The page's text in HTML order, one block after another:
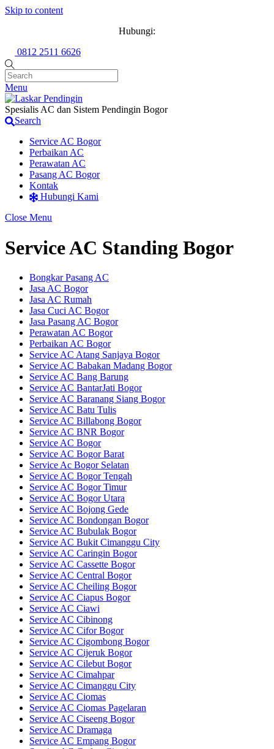
Skip to content
Hubungi:
0812 2511 6626
Menu
Spesialis AC dan Sistem Pendingin Bogor
Search
Service AC Bogor
Perbaikan AC
Perawatan AC
Pasang AC Bogor
Kontak
Hubungi Kami
Close Menu
Service AC Standing Bogor
Bongkar Pasang AC
Jasa AC Bogor
Jasa AC Rumah
Jasa Cuci AC Bogor
Jasa Pasang AC Bogor
Perawatan AC Bogor
Perbaikan AC Bogor
Service AC Atang Sanjaya Bogor
Service AC Babakan Madang Bogor
Service AC Bang Barung
Service AC BantarJati Bogor
Service AC Baranang Siang Bogor
Service AC Batu Tulis
Service AC Billabong Bogor
Service AC BNR Bogor
Service AC Bogor
Service AC Bogor Barat
Service Ac Bogor Selatan
Service AC Bogor Tengah
Service AC Bogor Timur
Service AC Bogor Utara
Service AC Bojong Gede
Service AC Bondongan Bogor
Service AC Bubulak Bogor
Service AC Bukit Cimanggu City
Service AC Caringin Bogor
Service AC Cassette Bogor
Service AC Central Bogor
Service AC Cheiling Bogor
Service AC Ciapus Bogor
Service AC Ciawi
Service AC Cibinong
Service AC Cifor Bogor
Service AC Cigombong Bogor
Service AC Cijeruk Bogor
Service AC Cilebut Bogor
Service AC Cimahpar
Service AC Cimanggu City
Service AC Ciomas
Service AC Ciomas Pagelaran
Service AC Ciseeng Bogor
Service AC Dramaga
Service AC Empang Bogor